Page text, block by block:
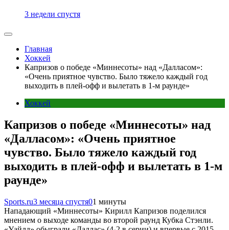
3 недели спустя
Главная
Хоккей
Капризов о победе «Миннесоты» над «Далласом»:
«Очень приятное чувство. Было тяжело каждый год
выходить в плей-офф и вылетать в 1-м раунде»
Хоккей
Капризов о победе «Миннесоты» над
«Далласом»: «Очень приятное
чувство. Было тяжело каждый год
выходить в плей-офф и вылетать в 1-м
раунде»
Sports.ru3 месяца спустя01 минуты
Нападающий «Миннесоты» Кирилл Капризов поделился
мнением о выходе команды во второй раунд Кубка Стэнли.